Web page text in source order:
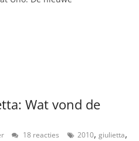
Wat vond de
18 reacties 2010, giulietta,